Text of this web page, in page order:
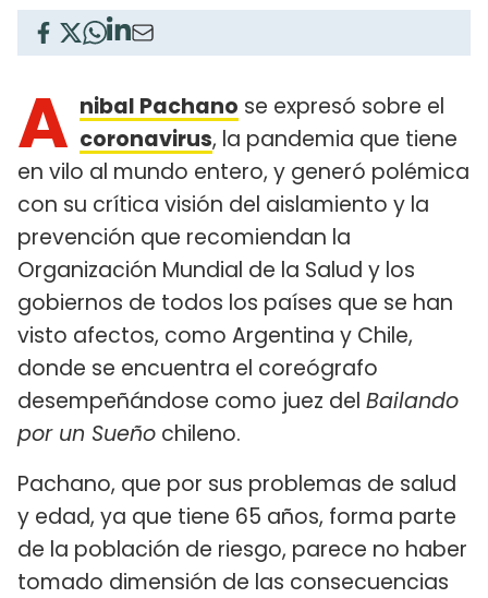
A nibal Pachano se expresó sobre el
coronavirus, la pandemia que tiene
en vilo al mundo entero, y generó polémica
con su crítica visión del aislamiento y la
prevención que recomiendan la
Organización Mundial de la Salud y los
gobiernos de todos los países que se han
visto afectos, como Argentina y Chile,
donde se encuentra el coreógrafo
desempeñándose como juez del Bailando
por un Sueño chileno.
Pachano, que por sus problemas de salud
y edad, ya que tiene 65 años, forma parte
de la población de riesgo, parece no haber
tomado dimensión de las consecuencias